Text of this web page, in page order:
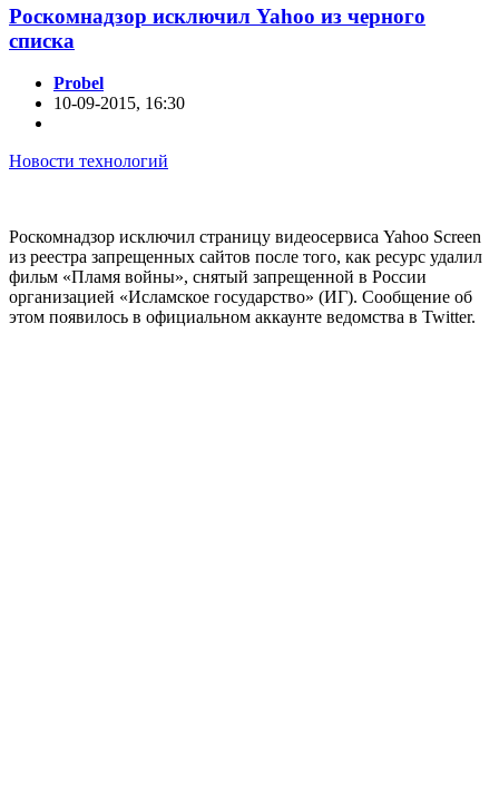
Роскомнадзор исключил Yahoo из черного
списка
Probel
10-09-2015, 16:30
Новости технологий
Роскомнадзор исключил страницу видеосервиса Yahoo Screen
из реестра запрещенных сайтов после того, как ресурс удалил
фильм «Пламя войны», снятый запрещенной в России
организацией «Исламское государство» (ИГ). Сообщение об
этом появилось в официальном аккаунте ведомства в Twitter.